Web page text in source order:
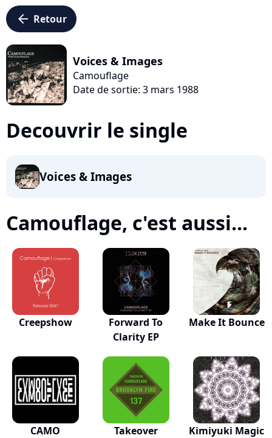
arrow_left Retour
Voices & Images
Camouflage
Date de sortie: 3 mars 1988
Decouvrir le single
Voices & Images
Camouflage, c'est aussi...
Creepshow
Forward To
Clarity EP
Make It Bounce
CAMO Takeover
Kimiyuki Magic